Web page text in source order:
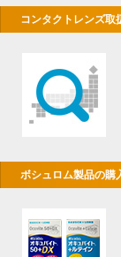
コンタクトレンズ取
ボシュロム製品の購